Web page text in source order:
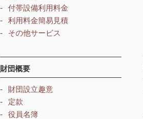
付帯設備利用料金
利用料金簡易見積
その他サービス
財団概要
財団設立趣意
定款
役員名簿